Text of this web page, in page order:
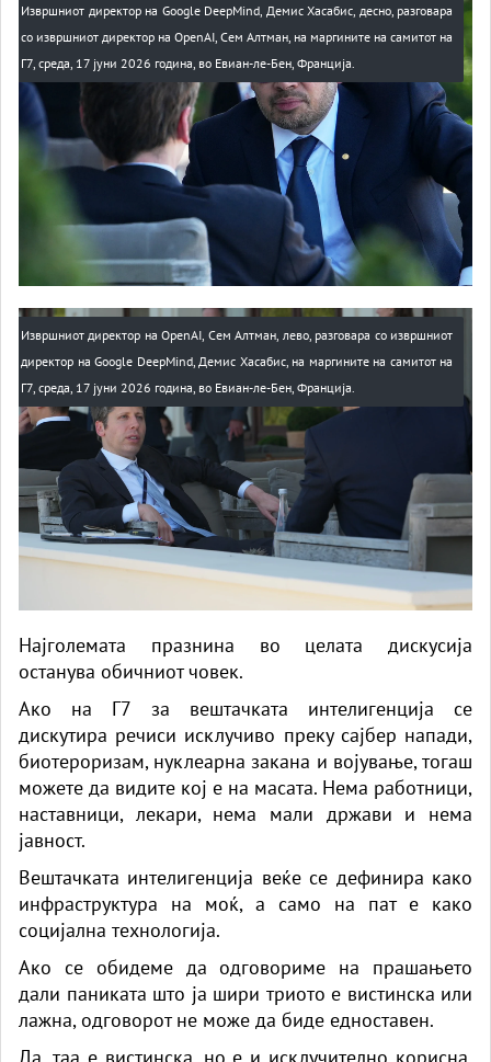
Извршниот директор на Google DeepMind, Демис Хасабис, десно, разговара
со извршниот директор на OpenAI, Сем Алтман, на маргините на самитот на
Г7, среда, 17 јуни 2026 година, во Евиан-ле-Бен, Франција.
Извршниот директор на OpenAI, Сем Алтман, лево, разговара со извршниот
директор на Google DeepMind, Демис Хасабис, на маргините на самитот на
Г7, среда, 17 јуни 2026 година, во Евиан-ле-Бен, Франција.
Најголемата празнина во целата дискусија
останува обичниот човек.
Ако на Г7 за вештачката интелигенција се
дискутира речиси исклучиво преку сајбер напади,
биотероризам, нуклеарна закана и војување, тогаш
можете да видите кој е на масата. Нема работници,
наставници, лекари, нема мали држави и нема
јавност.
Вештачката интелигенција веќе се дефинира како
инфраструктура на моќ, а само на пат е како
социјална технологија.
Ако се обидеме да одговориме на прашањето
дали паниката што ја шири триото е вистинска или
лажна, одговорот не може да биде едноставен.
Да, таа е вистинска, но е и исклучително корисна.